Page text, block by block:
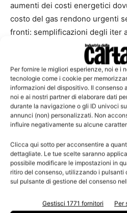
Per fornire le migliori esperienze, noi e i
tecnologie come i cookie per
informazioni del dispositivo. Il consenso
noi e ai nostri partner di elaborare dati
durante la navigazione o gli ID univoci
annunci (non) personalizzati. Non
influire negativamente su alcune
Clicca qui sotto per acconsentire a
dettagliate. Le tue scelte saranno
possibile modificare le impostazioni in
ritiro del consenso, utilizzando i
sul pulsante di gestione del consenso
Gestisci 1771 fornitori Per
aumenti dei costi energetici
costo del gas rendono urgenti
fronti: semplificazioni degli iter
rafforzamento del mercato dei
il green procurement, certezze
costruzione di impianti di
produrre biometano, impulso
dell’idrogeno verde e della
La guerra in Ucraina ha
situazione già precaria sugli
Paese attende da troppi anni”
Ciafani Presidente di
economia circolare che ha